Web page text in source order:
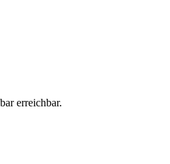
erreichbar.